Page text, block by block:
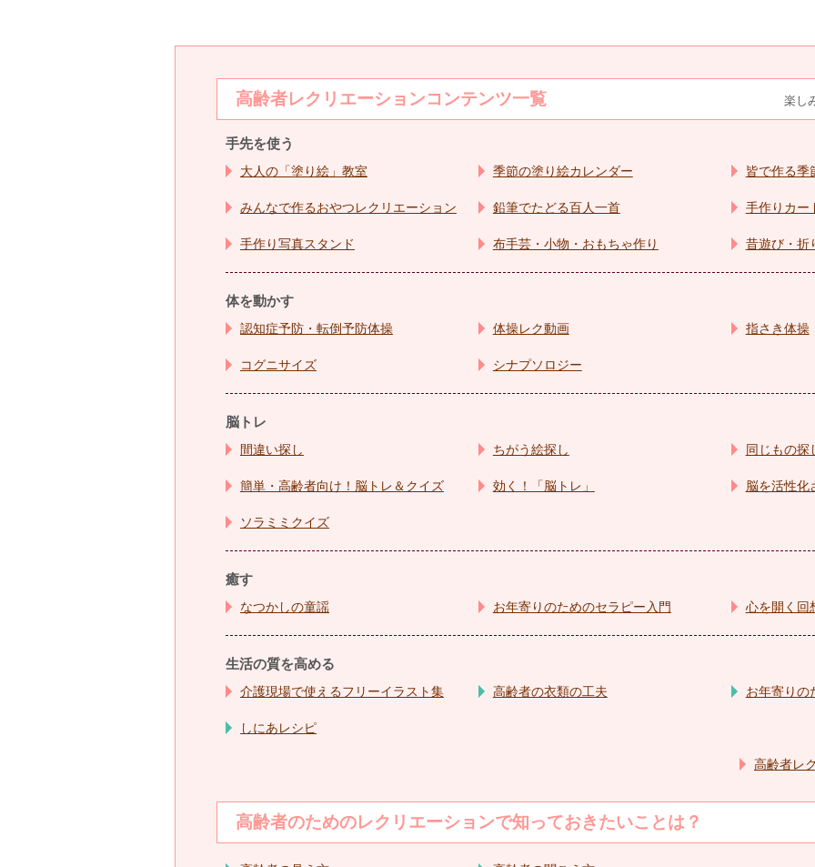
高齢者レクリエーションコンテンツ一覧 楽し
手先を使う
大人の「塗り絵」教室 季節の塗り絵カレンダー 皆で作る季
みんなで作るおやつレクリエーション 鉛筆でたどる百人一首 手作りカー
手作り写真スタンド 布手芸・小物・おもちゃ作り 昔遊び・折
体を動かす
認知症予防・転倒予防体操 体操レク動画 指さき体操
コグニサイズ シナプソロジー
脳トレ
間違い探し ちがう絵探し 同じもの探
簡単・高齢者向け！脳トレ＆クイズ 効く！「脳トレ」 脳を活性化
ソラミミクイズ
癒す
なつかしの童謡 お年寄りのためのセラピー入門 心を開く回
生活の質を高める
介護現場で使えるフリーイラスト集 高齢者の衣類の工夫 お年寄りの
しにあレシピ
高齢者レ
高齢者のためのレクリエーションで知っておきたいことは？